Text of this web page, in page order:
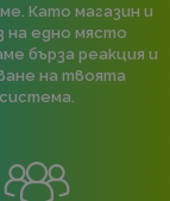
Като магазин и
на едно място
бърза реакция и
на твоята
система.